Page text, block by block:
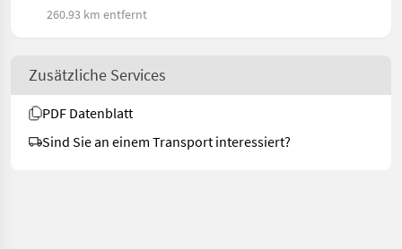
260.93 km entfernt
Zusätzliche Services
PDF Datenblatt
Sind Sie an einem Transport interessiert?